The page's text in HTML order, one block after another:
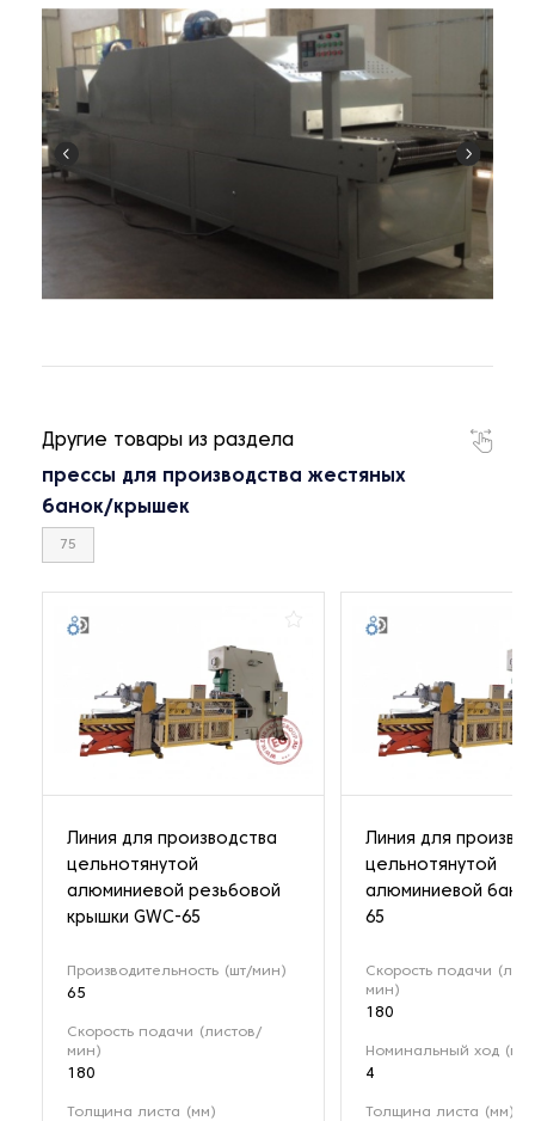
Другие товары из раздела
прессы для производства жестяных
банок/крышек
75
Линия для производства
цельнотянутой
алюминиевой резьбовой
крышки GWC-65
Производительность (шт/мин)
65
Скорость подачи (листов/
мин)
180
Толщина листа (мм)
Линия для
цельнотянутой
алюминиевой
65
Скорость подачи
мин)
180
Номинальный ход (мм)
4
Толщина листа (мм)